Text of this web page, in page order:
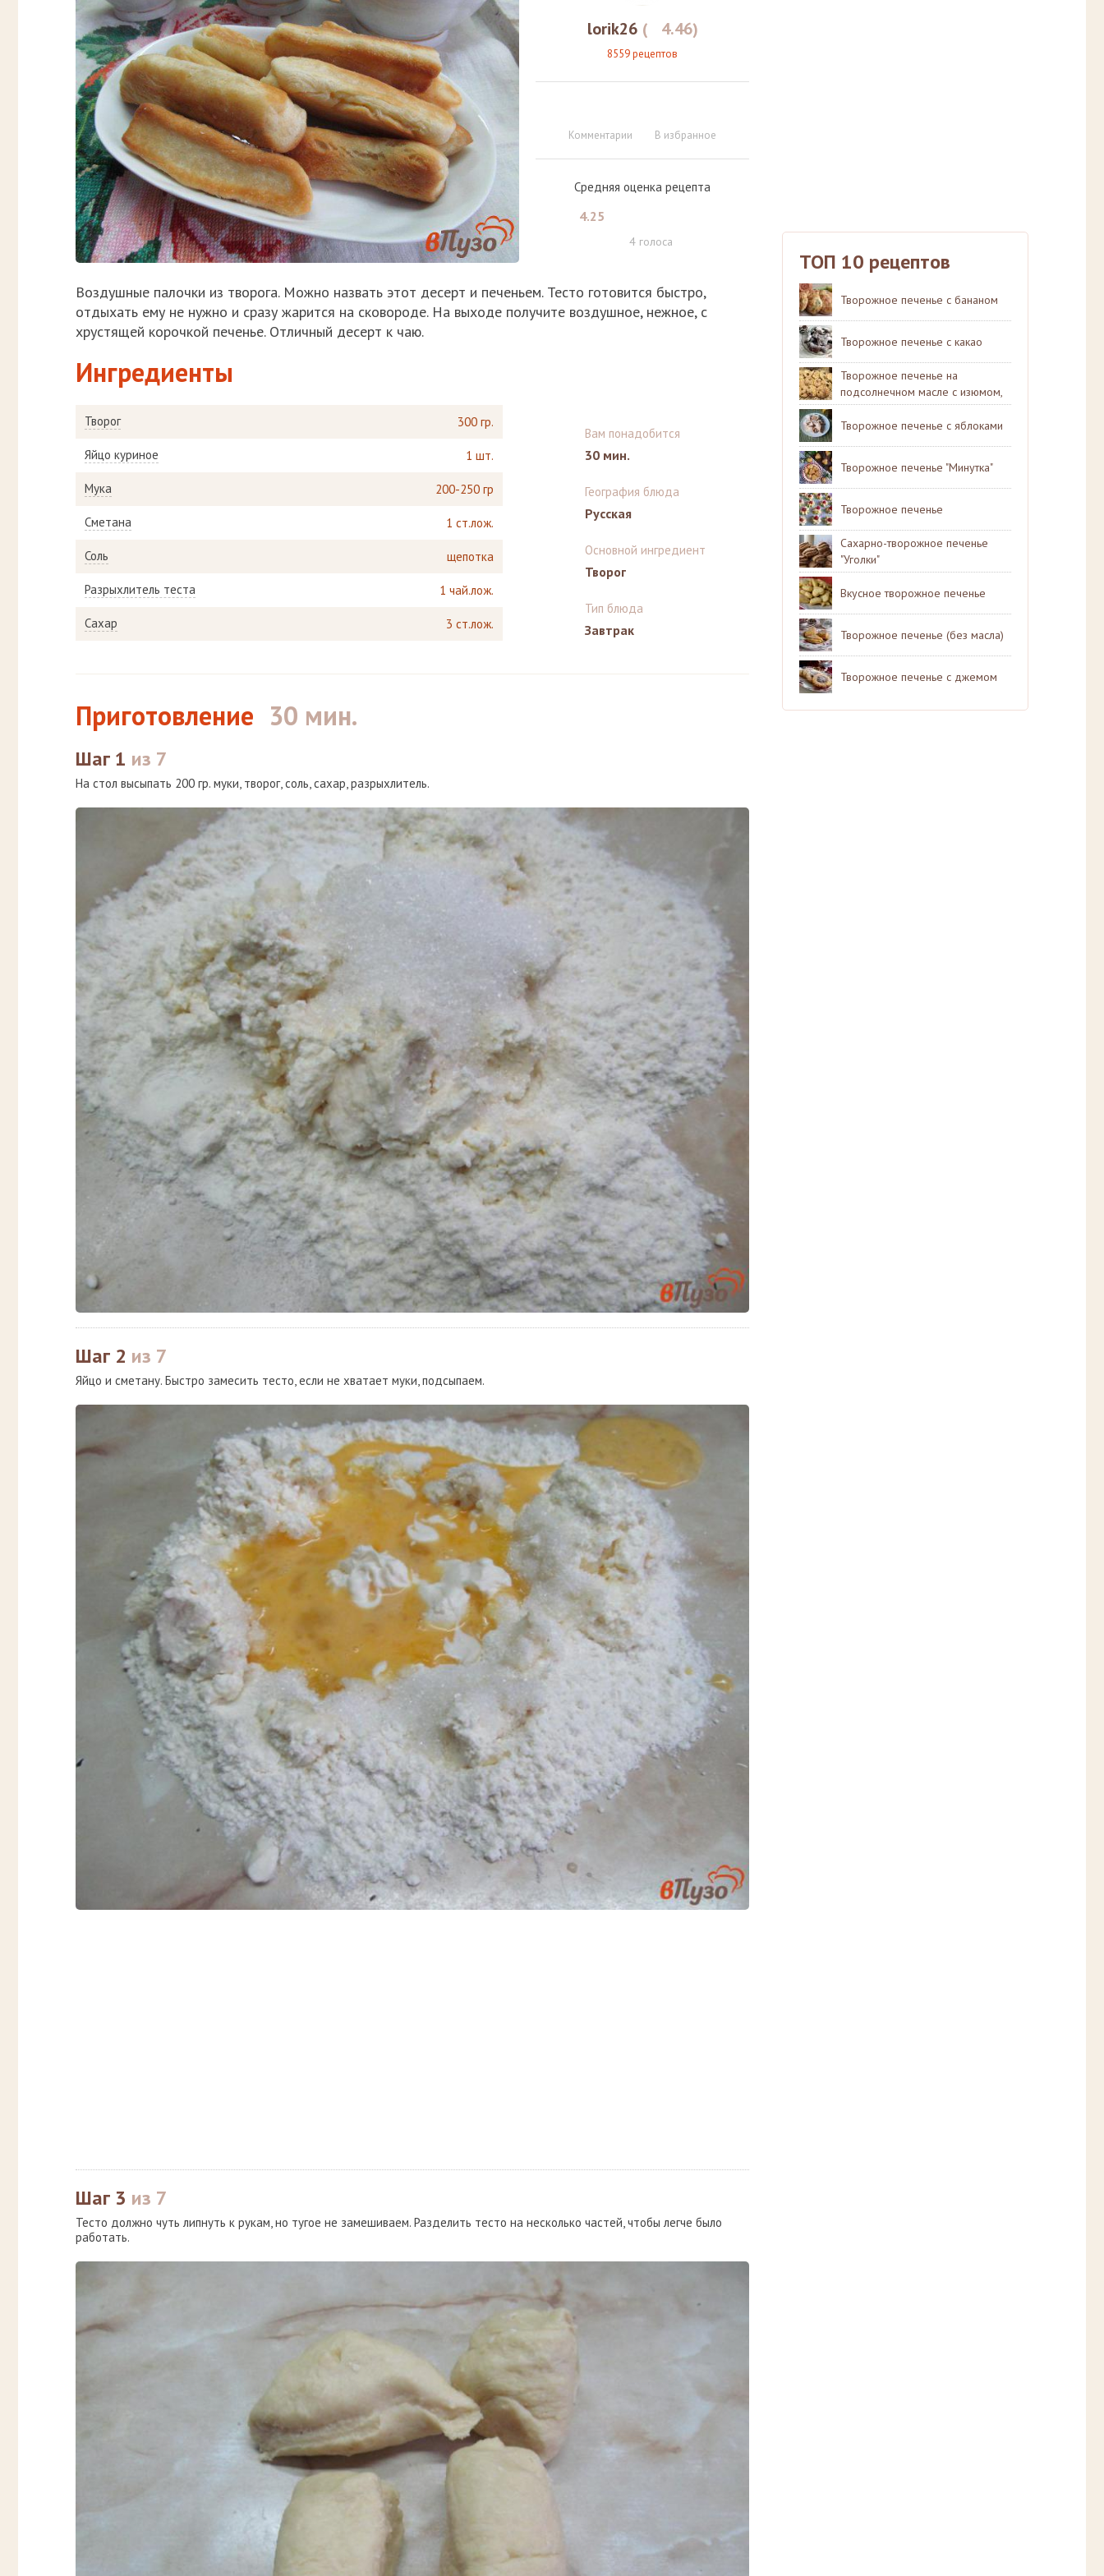
lorik26 ( 4.46)
8559 рецептов
Комментарии В избранное
Средняя оценка рецепта
4.25
4голоса
Воздушные палочки из творога. Можно назвать этот десерт и печеньем. Тесто готовится быстро,
отдыхать ему не нужно и сразу жарится на сковороде. На выходе получите воздушное, нежное, с
хрустящей корочкой печенье. Отличный десерт к чаю.
Ингредиенты
Творог 300 гр.
Яйцо куриное 1 шт.
Мука 200-250 гр
Сметана 1 ст.лож.
Соль щепотка
Разрыхлитель теста 1 чай.лож.
Сахар 3 ст.лож.
Вам понадобится
30 мин.
География блюда
Русская
Основной ингредиент
Творог
Тип блюда
Завтрак
Приготовление 30 мин.
Шаг 1 из 7
На стол высыпать 200 гр. муки, творог, соль, сахар, разрыхлитель.
Шаг 2 из 7
Яйцо и сметану. Быстро замесить тесто, если не хватает муки, подсыпаем.
Шаг 3 из 7
Тесто должно чуть липнуть к рукам, но тугое не замешиваем. Разделить тесто на несколько частей, чтобы легче было
работать.
ТОП 10 рецептов
Творожное печенье с бананом
Творожное печенье с какао
Творожное печенье на
подсолнечном масле с изюмом,
инжиром и курагой
Творожное печенье с яблоками
Творожное печенье "Минутка"
Творожное печенье
Сахарно-творожное печенье
"Уголки"
Вкусное творожное печенье
Творожное печенье (без масла)
Творожное печенье с джемом